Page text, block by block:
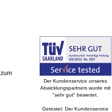
zum
Der Kundenservice unseres
Abwicklungspartners wurde mit
"sehr gut" bewertet.
Getestet: Der Kundenservice